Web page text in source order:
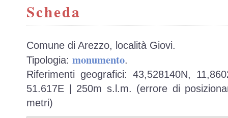
Scheda
Comune di Arezzo, località Giovi.
Tipologia: monumento.
Riferimenti geografici: 43,528140N,
51.617E | 250m s.l.m. (errore di
metri)